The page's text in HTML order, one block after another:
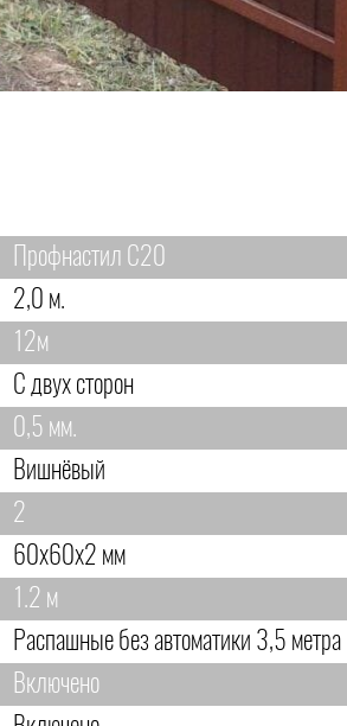
Профнастил С20
2,0 м.
12м
С двух сторон
0,5 мм.
Вишнёвый
2
60х60х2 мм
1.2 м
Распашные без автоматики 3,5 метра
Включено